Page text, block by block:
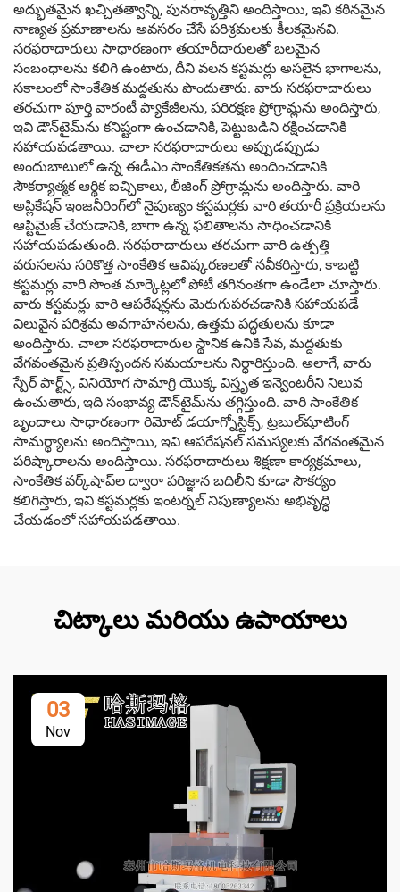
అద్భుతమైన ఖచ్చితత్వాన్ని, పునరావృత్తిని అందిస్తాయి, ఇవి కఠినమైన
నాణ్యత ప్రమాణాలను అవసరం చేసే పరిశ్రమలకు కీలకమైనవి.
సరఫరాదారులు సాధారణంగా తయారీదారులతో బలమైన
సంబంధాలను కలిగి ఉంటారు, దీని వలన కస్టమర్లు అసలైన భాగాలను,
సకాలంలో సాంకేతిక మద్దతును పొందుతారు. వారు సరఫరాదారులు
తరచుగా పూర్తి వారంటీ ప్యాకేజీలను, పరిరక్షణ ప్రోగ్రామ్లను అందిస్తారు,
ఇవి డౌన్‌టైమ్‌ను కనిష్టంగా ఉంచడానికి, పెట్టుబడిని రక్షించడానికి
సహాయపడతాయి. చాలా సరఫరాదారులు అప్పుడప్పుడు
అందుబాటులో ఉన్న ఈడీఎం సాంకేతికతను అందించడానికి
సౌకర్యాత్మక ఆర్థిక ఐచ్ఛికాలు, లీజింగ్ ప్రోగ్రామ్లను అందిస్తారు. వారి
అప్లికేషన్ ఇంజనీరింగ్‌లో నైపుణ్యం కస్టమర్లకు వారి తయారీ ప్రక్రియలను
ఆప్టిమైజ్ చేయడానికి, బాగా ఉన్న ఫలితాలను సాధించడానికి
సహాయపడుతుంది. సరఫరాదారులు తరచుగా వారి ఉత్పత్తి
వరుసలను సరికొత్త సాంకేతిక ఆవిష్కరణలతో నవీకరిస్తారు, కాబట్టి
కస్టమర్లు వారి సొంత మార్కెట్లలో పోటీ తగినంతగా ఉండేలా చూస్తారు.
వారు కస్టమర్లు వారి ఆపరేషన్లను మెరుగుపరచడానికి సహాయపడే
విలువైన పరిశ్రమ అవగాహనలను, ఉత్తమ పద్ధతులను కూడా
అందిస్తారు. చాలా సరఫరాదారుల స్థానిక ఉనికి సేవ, మద్దతుకు
వేగవంతమైన ప్రతిస్పందన సమయాలను నిర్ధారిస్తుంది. అలాగే, వారు
స్పేర్ పార్ట్స్, వినియోగ సామాగ్రి యొక్క విస్తృత ఇన్వెంటరీని నిలువ
ఉంచుతారు, ఇది సంభావ్య డౌన్‌టైమ్‌ను తగ్గిస్తుంది. వారి సాంకేతిక
బృందాలు సాధారణంగా రిమోట్ డయాగ్నోస్టిక్స్, ట్రబుల్‌షూటింగ్
సామర్థ్యాలను అందిస్తాయి, ఇవి ఆపరేషనల్ సమస్యలకు వేగవంతమైన
పరిష్కారాలను అందిస్తాయి. సరఫరాదారులు శిక్షణా కార్యక్రమాలు,
సాంకేతిక వర్క్‌షాప్‌ల ద్వారా పరిజ్ఞాన బదిలీని కూడా సౌకర్యం
కలిగిస్తారు, ఇవి కస్టమర్లకు ఇంటర్నల్ నిపుణ్యాలను అభివృద్ధి
చేయడంలో సహాయపడతాయి.
చిట్కాలు మరియు ఉపాయాలు
03
Nov